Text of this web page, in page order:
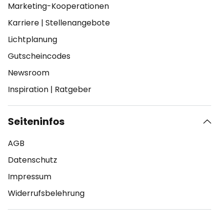
Marketing-Kooperationen
Karriere | Stellenangebote
Lichtplanung
Gutscheincodes
Newsroom
Inspiration | Ratgeber
Seiteninfos
AGB
Datenschutz
Impressum
Widerrufsbelehrung